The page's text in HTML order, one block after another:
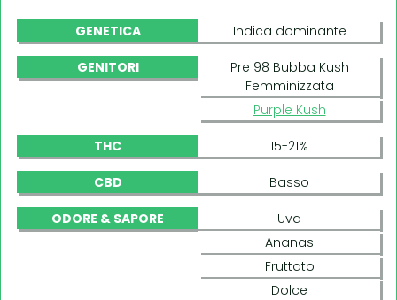
GENETICA Indica dominante
GENITORI
Pre 98 Bubba Kush
Femminizzata
Purple Kush
THC 15-21%
CBD Basso
ODORE & SAPORE
Uva
Ananas
Fruttato
Dolce